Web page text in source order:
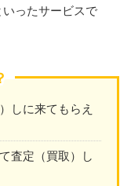
ったサービスで
しに来てもらえ
査定（買取）し